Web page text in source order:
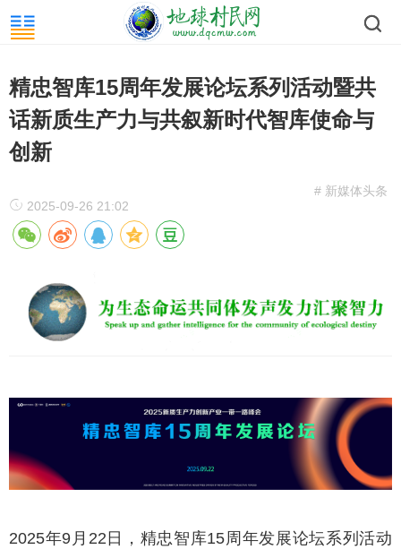
精忠智库15周年发展论坛系列活动暨共
话新质生产力与共叙新时代智库使命与
创新
# 新媒体头条
2025-09-26 21:02
2025年9月22日，精忠智库15周年发展论坛系列活动